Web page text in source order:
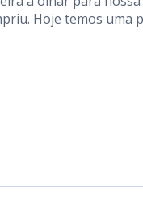
Hoje temos uma